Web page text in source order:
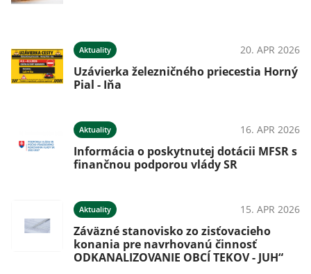
Aktuality 20. APR 2026
Uzávierka železničného priecestia Horný
Pial - Iňa
Aktuality 16. APR 2026
Informácia o poskytnutej dotácii MFSR s
finančnou podporou vlády SR
Aktuality 15. APR 2026
Záväzné stanovisko zo zisťovacieho
konania pre navrhovanú činnosť
ODKANALIZOVANIE OBCÍ TEKOV - JUH“